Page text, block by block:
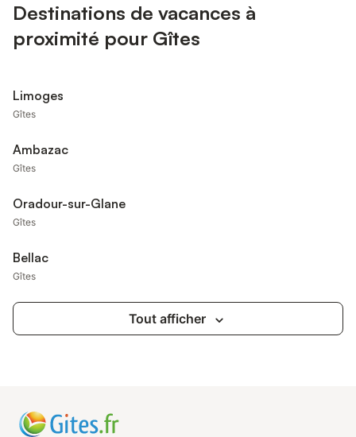
Destinations de vacances à
proximité pour Gîtes
Limoges
Gîtes
Ambazac
Gîtes
Oradour-sur-Glane
Gîtes
Bellac
Gîtes
Tout afficher